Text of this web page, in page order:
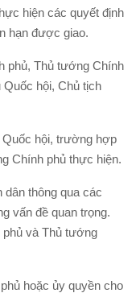
hiện các quyết định
hạn được giao.
phủ, Thủ tướng Chính
hội, Chủ tịch
Quốc hội, trường hợp
Chính phủ thực hiện.
thông qua các
vấn đề quan trọng.
phủ và Thủ tướng
hoặc ủy quyền cho